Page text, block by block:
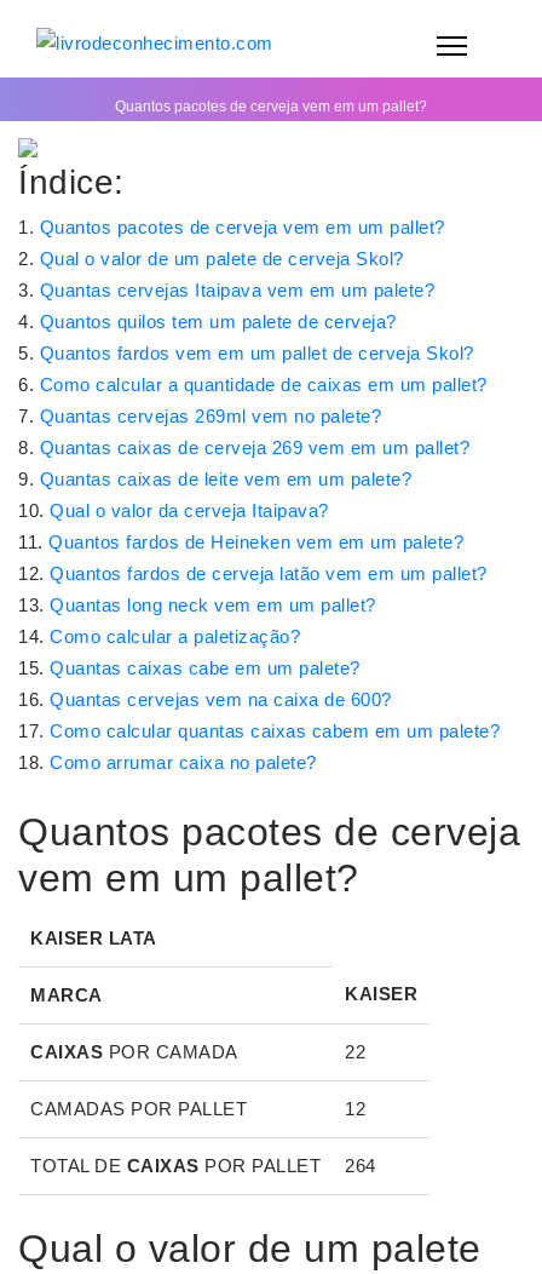
Quantos pacotes de cerveja vem em um pallet?
Índice:
Quantos pacotes de cerveja vem em um pallet?
Qual o valor de um palete de cerveja Skol?
Quantas cervejas Itaipava vem em um palete?
Quantos quilos tem um palete de cerveja?
Quantos fardos vem em um pallet de cerveja Skol?
Como calcular a quantidade de caixas em um pallet?
Quantas cervejas 269ml vem no palete?
Quantas caixas de cerveja 269 vem em um pallet?
Quantas caixas de leite vem em um palete?
Qual o valor da cerveja Itaipava?
Quantos fardos de Heineken vem em um palete?
Quantos fardos de cerveja latão vem em um pallet?
Quantas long neck vem em um pallet?
Como calcular a paletização?
Quantas caixas cabe em um palete?
Quantas cervejas vem na caixa de 600?
Como calcular quantas caixas cabem em um palete?
Como arrumar caixa no palete?
Quantos pacotes de cerveja
vem em um pallet?
KAISER LATA
MARCA KAISER
CAIXAS POR CAMADA 22
CAMADAS POR PALLET 12
TOTAL DE CAIXAS POR PALLET 264
Qual o valor de um palete